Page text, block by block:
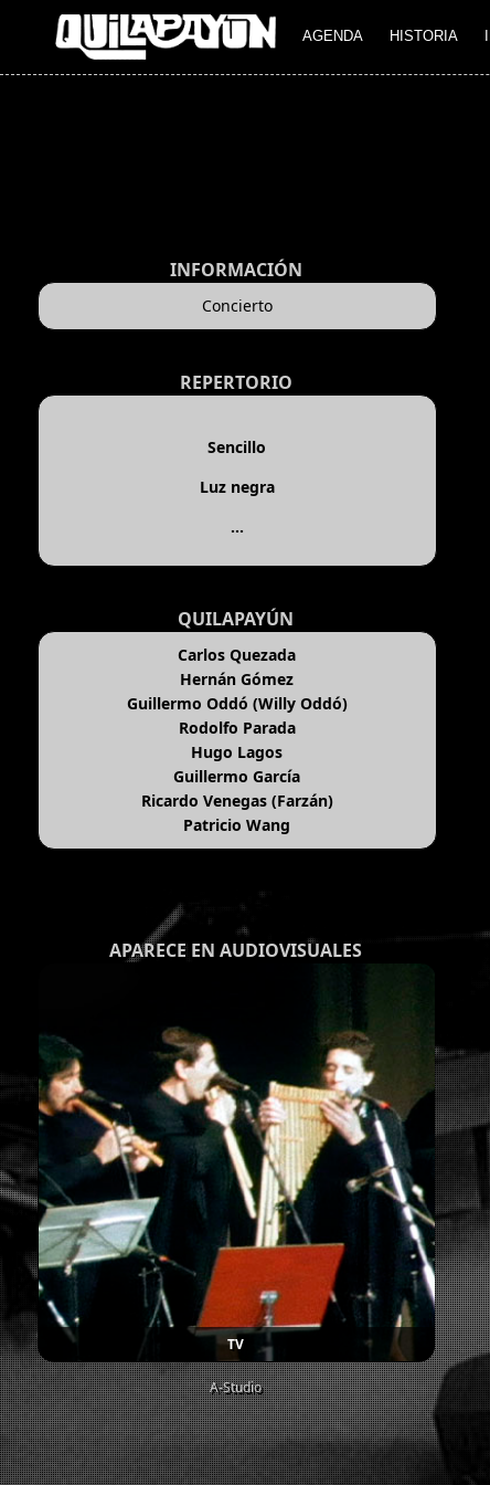
AGENDA HISTORIA
INFORMACIÓN
Concierto
REPERTORIO
Sencillo
Luz negra
...
QUILAPAYÚN
Carlos Quezada
Hernán Gómez
Guillermo Oddó (Willy Oddó)
Rodolfo Parada
Hugo Lagos
Guillermo García
Ricardo Venegas (Farzán)
Patricio Wang
APARECE EN AUDIOVISUALES
TV
A-Studio